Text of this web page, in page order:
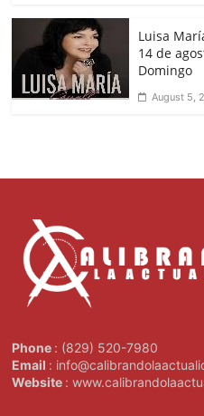
Luisa
14 de
Domingo
August 5,
Phone : (829) 520-7980
Email :
Website :